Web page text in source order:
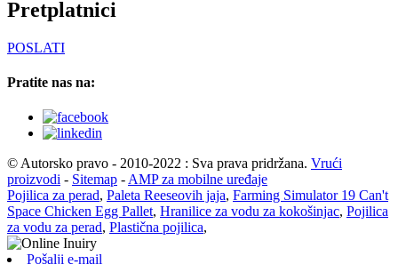
Pretplatnici
POSLATI
Pratite nas na:
© Autorsko pravo - 2010-2022 : Sva prava pridržana. Vrući
proizvodi - Sitemap - AMP za mobilne uređaje
Pojilica za perad, Paleta Reeseovih jaja, Farming Simulator 19 Can't
Space Chicken Egg Pallet, Hranilice za vodu za kokošinjac, Pojilica
za vodu za perad, Plastična pojilica,
Pošalji e-mail